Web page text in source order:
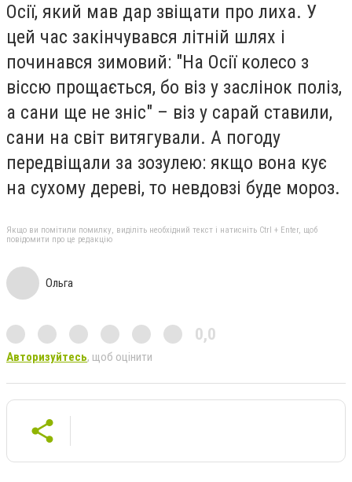
Осії, який мав дар звіщати про лиха. У
цей час закінчувався літній шлях і
починався зимовий: "На Осії колесо з
віссю прощається, бо віз у заслінок поліз,
а сани ще не зніс" – віз у сарай ставили,
сани на світ витягували. А погоду
передвіщали за зозулею: якщо вона кує
на сухому дереві, то невдовзі буде мороз.
Якщо ви помітили помилку, виділіть необхідний текст і натисніть Ctrl + Enter, щоб
повідомити про це редакцію
Ольга
0,0
Авторизуйтесь, щоб оцінити